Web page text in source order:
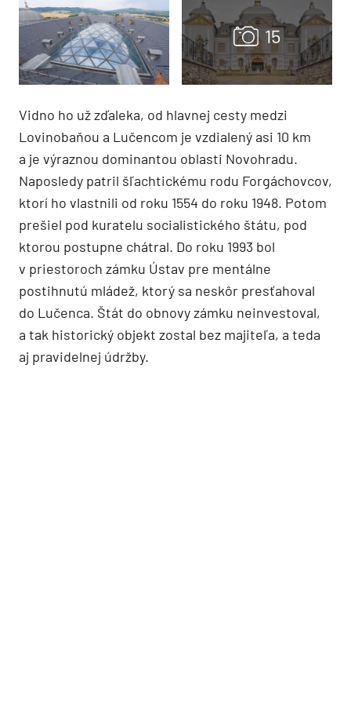
Vidno ho už zďaleka, od hlavnej cesty medzi
Lovinobaňou a Lučencom je vzdialený asi 10 km
a je výraznou dominantou oblasti Novohradu.
Naposledy patril šľachtickému rodu Forgáchovcov,
ktorí ho vlastnili od roku 1554 do roku 1948. Potom
prešiel pod kuratelu socialistického štátu, pod
ktorou postupne chátral. Do roku 1993 bol
v priestoroch zámku Ústav pre mentálne
postihnutú mládež, ktorý sa neskôr presťahoval
do Lučenca. Štát do obnovy zámku neinvestoval,
a tak historický objekt zostal bez majiteľa, a teda
aj pravidelnej údržby.